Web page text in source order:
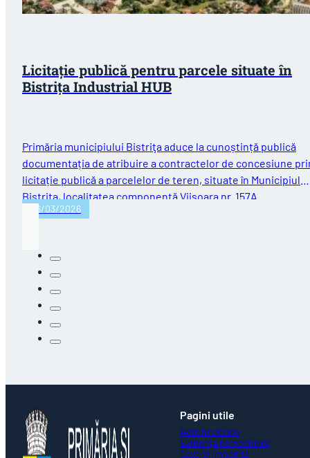
Licitație publică pentru parcele situate în
Bistrița Industrial HUB
Primăria municipiului Bistriţa aduce la cunoștință publică
documentația de atribuire a contractelor de concesiune
licitație publică a parcelelor de teren, situate în Municipiul
Bistriţa, localitatea componentă Viişoara nr. 157A…
06/03/2026
Pagini utile
Acte necesare
Evidența persoanelor
Taxe și impozite